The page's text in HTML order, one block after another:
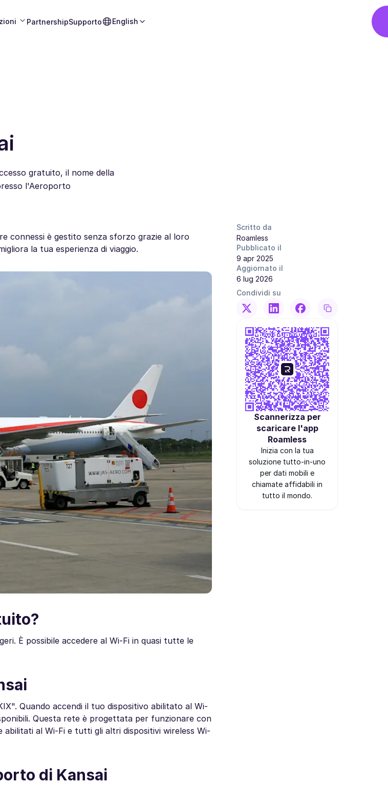
PartnershipSupporto English
gratuito, il nome della
l'Aeroporto
connessi è gestito senza sforzo grazie al loro
la tua esperienza di viaggio.
È possibile accedere al Wi-Fi in quasi tutte le
Quando accendi il tuo dispositivo abilitato al Wi-
Questa rete è progettata per funzionare con
al Wi-Fi e tutti gli altri dispositivi wireless Wi-
di Kansai
Scritto da
Roamless
Pubblicato il
9 apr 2025
Aggiornato il
6 lug 2026
Condividi su
Scannerizza per
scaricare l'app
Roamless
Inizia con la tua
soluzione tutto-in-uno
per dati mobili e
chiamate affidabili in
tutto il mondo.